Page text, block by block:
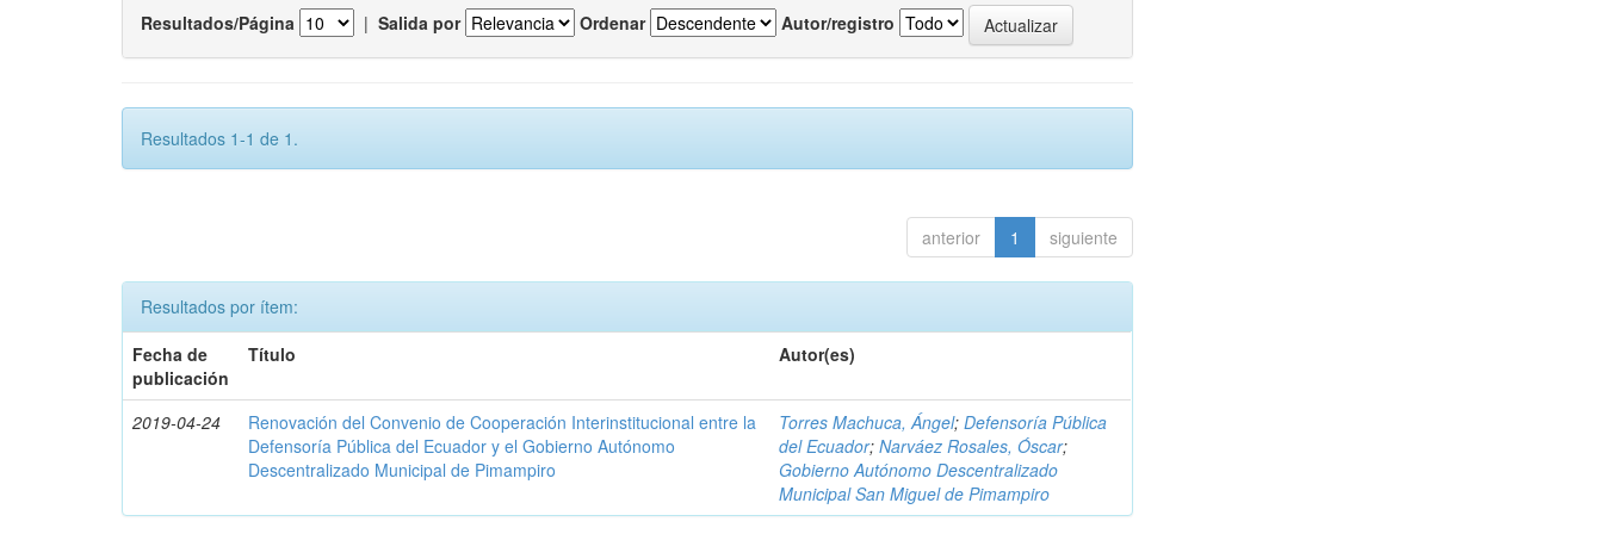
Resultados/Página | Salida por Ordenar Autor/registro
Resultados 1-1 de 1.
anterior 1 siguiente
Resultados por ítem:
Fecha de
publicación
Título Autor(es)
2019-04-24
Renovación del Convenio de Cooperación Interinstitucional entre la
Defensoría Pública del Ecuador y el Gobierno Autónomo
Descentralizado Municipal de Pimampiro
Torres Machuca, Ángel;Defensoría Pública
del Ecuador;Narváez Rosales, Óscar;
Gobierno Autónomo Descentralizado
Municipal San Miguel de Pimampiro